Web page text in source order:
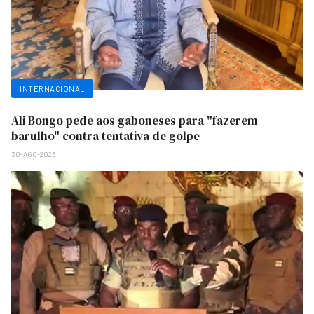
INTERNACIONAL
Ali Bongo pede aos gaboneses para "fazerem
barulho" contra tentativa de golpe
30-AGO-2023